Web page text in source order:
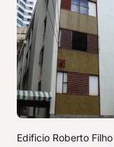
Edificio Roberto Filho